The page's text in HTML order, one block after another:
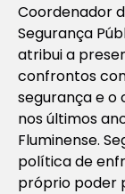
Coordenador
Segurança
atribui a
confrontos
segurança e o
nos últimos
Fluminense.
política de
próprio poder